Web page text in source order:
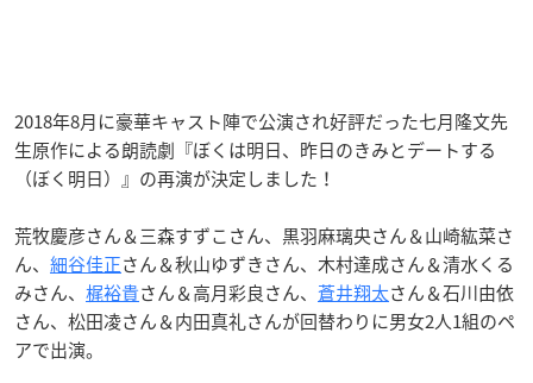
2018年8月に豪華キャスト陣で公演され好評だった七月隆文先
生原作による朗読劇『ぼくは明日、昨日のきみとデートする
（ぼく明日）』の再演が決定しました！
荒牧慶彦さん＆三森すずこさん、黒羽麻璃央さん＆山崎紘菜さ
ん、 細谷佳正さん＆秋山ゆずきさん、木村達成さん＆清水くる
みさん、 梶裕貴さん＆高月彩良さん、 蒼井翔太さん＆石川由依
さん、松田凌さん＆内田真礼さんが回替わりに男女2人1組のペ
アで出演。